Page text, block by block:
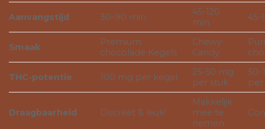
Aanvangstijd 30-90 min
45-120
min
45-
Smaak
Premium
chocolade Kegels
Chewy
Candy
THC-potentie 100 mg per kegel
25-50 mg
per stuk
50-
Draagbaarheid Discreet & leuk!
Makkelijk
mee te
nemen